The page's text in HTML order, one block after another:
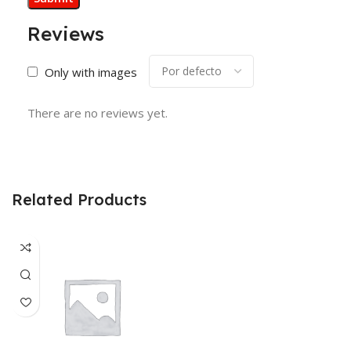
Reviews
Only with images
There are no reviews yet.
Related Products